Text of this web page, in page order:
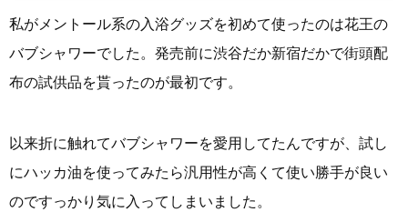
私がメントール系の入浴グッズを初めて使ったのは花王の
バブシャワーでした。発売前に渋谷だか新宿だかで街頭配
布の試供品を貰ったのが最初です。
以来折に触れてバブシャワーを愛用してたんですが、試し
にハッカ油を使ってみたら汎用性が高くて使い勝手が良い
のですっかり気に入ってしまいました。